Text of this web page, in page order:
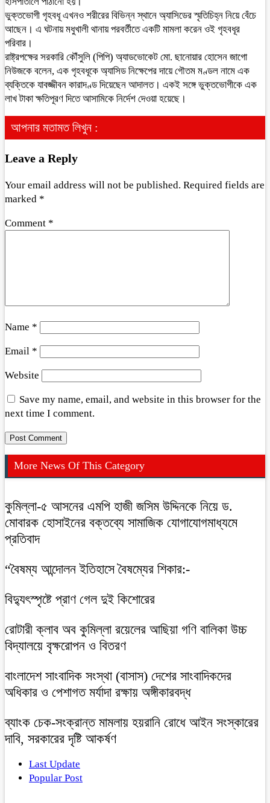
ভুক্তভোগী গৃহবধূ এখনও শরীরের বিভিন্ন স্থানে অ্যাসিডের স্মৃতিচিহ্ন নিয়ে বেঁচে
আছেন। এ ঘটনায় মধুখালী থানায় পরবর্তীতে একটি মামলা করেন ওই গৃহবধূর
পরিবার।
রাষ্ট্রপক্ষের সরকারি কৌঁসুলি (পিপি) অ্যাডভোকেট মো. ছানোয়ার হোসেন জাগো
নিউজকে বলেন, এক গৃহবধূকে অ্যাসিড নিক্ষেপের দায়ে গৌতম মণ্ডল নামে এক
ব্যক্তিকে যাবজ্জীবন কারাদণ্ড দিয়েছেন আদালত। একই সঙ্গে ভুক্তভোগীকে এক
লাখ টাকা ক্ষতিপূরণ দিতে আসামিকে নির্দেশ দেওয়া হয়েছে।
আপনার মতামত লিখুন :
Leave a Reply
Your email address will not be published. Required fields are
marked *
Comment *
Name *
Email *
Website
Save my name, email, and website in this browser for the
next time I comment.
More News Of This Category
কুমিল্লা-৫ আসনের এমপি হাজী জসিম উদ্দিনকে নিয়ে ড.
মোবারক হোসাইনের বক্তব্যে সামাজিক যোগাযোগমাধ্যমে
প্রতিবাদ
“বৈষম্য আন্দোলন ইতিহাসে বৈষম্যের শিকার:-
বিদ্যুৎস্পৃষ্টে প্রাণ গেল দুই কিশোরের
রোটারী ক্লাব অব কুমিল্লা রয়েলের আছিয়া গণি বালিকা উচ্চ
বিদ্যালয়ে বৃক্ষরোপন ও বিতরণ
বাংলাদেশ সাংবাদিক সংস্থা (বাসাস) দেশের সাংবাদিকদের
অধিকার ও পেশাগত মর্যাদা রক্ষায় অঙ্গীকারবদ্ধ
ব্যাংক চেক-সংক্রান্ত মামলায় হয়রানি রোধে আইন সংস্কারের
দাবি, সরকারের দৃষ্টি আকর্ষণ
Last Update
Popular Post